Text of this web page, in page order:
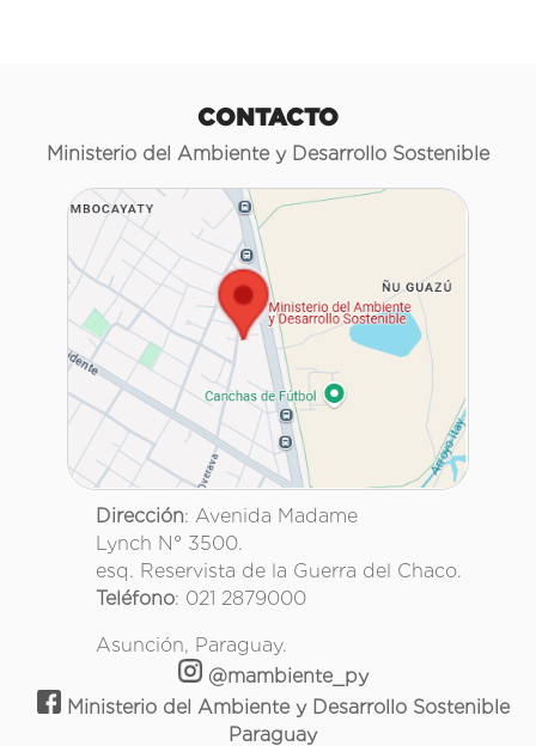
CONTACTO
Ministerio del Ambiente y Desarrollo Sostenible
Dirección: Avenida Madame
Lynch N° 3500.
esq. Reservista de la Guerra del Chaco.
Teléfono: 021 2879000
Asunción, Paraguay.
@mambiente_py
Ministerio del Ambiente y Desarrollo Sostenible
Paraguay